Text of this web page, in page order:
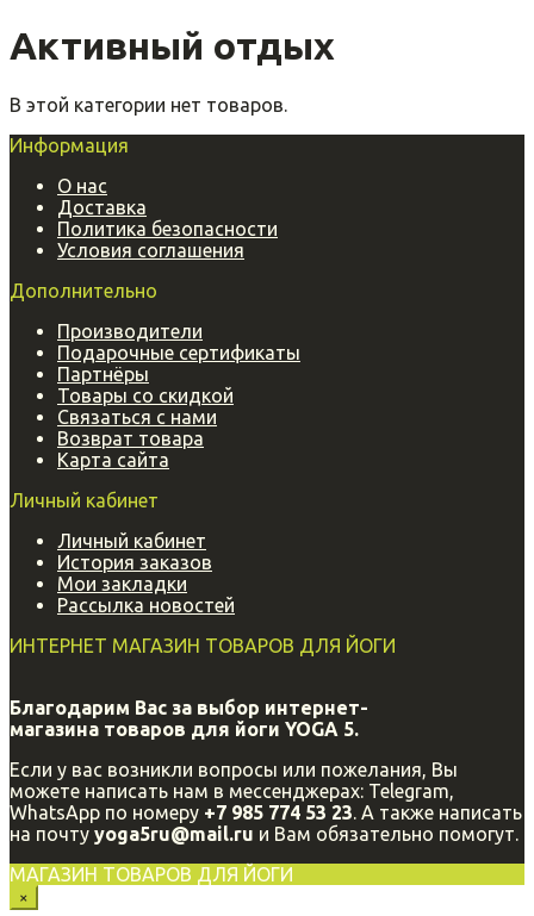
Активный отдых
В этой категории нет товаров.
Информация
О нас
Доставка
Политика безопасности
Условия соглашения
Дополнительно
Производители
Подарочные сертификаты
Партнёры
Товары со скидкой
Связаться с нами
Возврат товара
Карта сайта
Личный кабинет
Личный кабинет
История заказов
Мои закладки
Рассылка новостей
ИНТЕРНЕТ МАГАЗИН ТОВАРОВ ДЛЯ ЙОГИ
Благодарим Вас за выбор интернет-
магазина товаров для йоги YOGA 5.
Если у вас возникли вопросы или пожелания, Вы
можете написать нам в мессенджерах: Telegram,
WhatsApp по номеру +7 985 774 53 23. А также написать
на почту yoga5ru@mail.ru и Вам обязательно помогут.
МАГАЗИН ТОВАРОВ ДЛЯ ЙОГИ
×